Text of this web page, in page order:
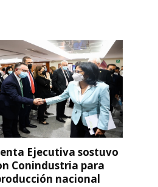
Ejecutiva sostuvo
Conindustria para
nacional